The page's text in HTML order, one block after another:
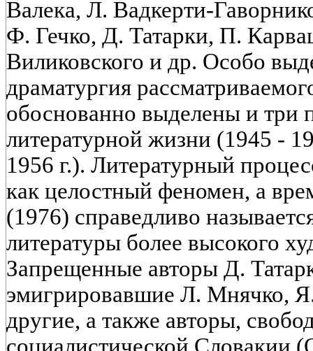
Валека, Л. Вадкерти-
Ф. Гечко, Д. Татарки, П.
Виликовского и др. Особо
драматургия
обоснованно выделены и три
литературной жизни (1945 -
1956 г.). Литературный
как целостный феномен, а
(1976) справедливо
литературы более высокого
Запрещенные авторы Д.
эмигрировавшие Л. Мнячко,
другие, а также авторы,